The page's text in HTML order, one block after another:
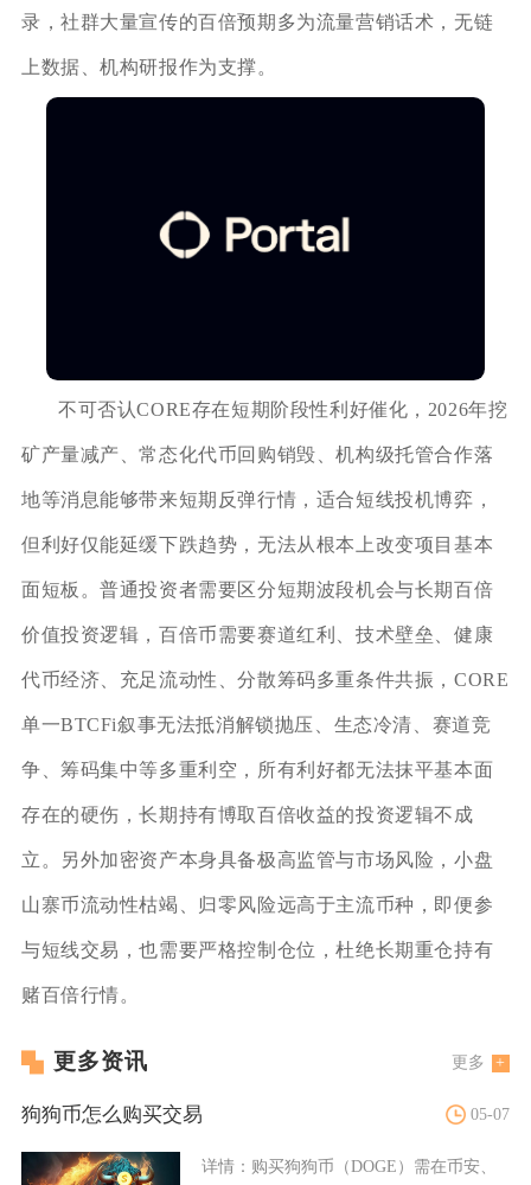
录，社群大量宣传的百倍预期多为流量营销话术，无链
上数据、机构研报作为支撑。
不可否认CORE存在短期阶段性利好催化，2026年挖
矿产量减产、常态化代币回购销毁、机构级托管合作落
地等消息能够带来短期反弹行情，适合短线投机博弈，
但利好仅能延缓下跌趋势，无法从根本上改变项目基本
面短板。普通投资者需要区分短期波段机会与长期百倍
价值投资逻辑，百倍币需要赛道红利、技术壁垒、健康
代币经济、充足流动性、分散筹码多重条件共振，CORE
单一BTCFi叙事无法抵消解锁抛压、生态冷清、赛道竞
争、筹码集中等多重利空，所有利好都无法抹平基本面
存在的硬伤，长期持有博取百倍收益的投资逻辑不成
立。另外加密资产本身具备极高监管与市场风险，小盘
山寨币流动性枯竭、归零风险远高于主流币种，即便参
与短线交易，也需要严格控制仓位，杜绝长期重仓持有
赌百倍行情。
更多资讯 更多
狗狗币怎么购买交易 05-07
详情： 购买狗狗币（DOGE）需在币安、